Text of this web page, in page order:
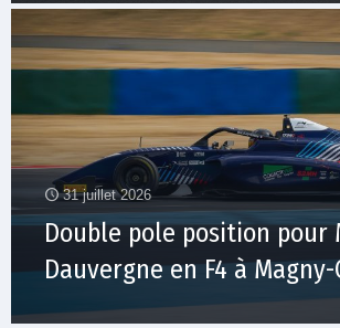
31 juillet 2026
Double pole position pour
Dauvergne en F4 à Magny-